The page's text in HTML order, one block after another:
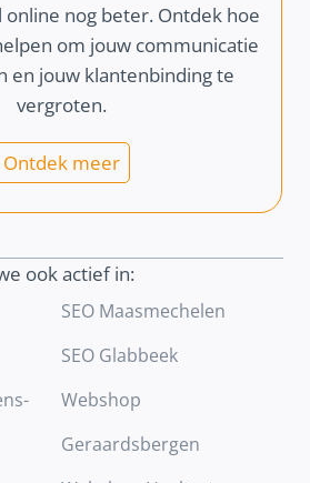
online nog beter. Ontdek hoe
om jouw communicatie
en jouw klantenbinding te
vergroten.
Ontdek meer
ook actief in:
SEO Maasmechelen
SEO Glabbeek
Webshop
Geraardsbergen